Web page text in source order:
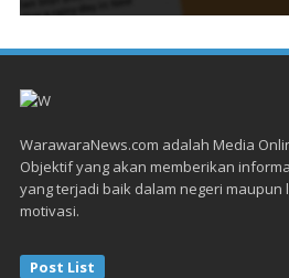
WarawaraNews.com adalah Media
Objektif yang akan memberikan
yang terjadi baik dalam negeri maupun
motivasi.
Post List